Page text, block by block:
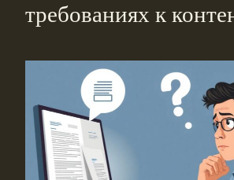
требованиях к